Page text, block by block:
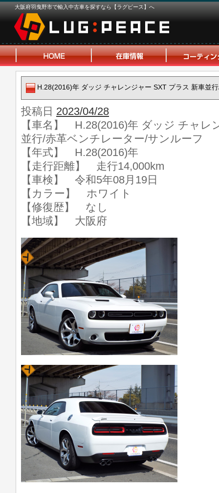
大阪府羽曳野市で輸入中古車を探すなら【ラグピース】へ
H.28(2016)年 ダッジ チャレンジャー SXT プラス 新車並
投稿日 2023/04/28
【車名】 H.28(2016)年 ダッジ チャレ
並行/赤革ベンチレーター/サンルーフ
【年式】 H.28(2016)年
【走行距離】 走行14,000km
【車検】 令和5年08月19日
【カラー】 ホワイト
【修復歴】 なし
【地域】 大阪府